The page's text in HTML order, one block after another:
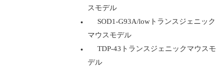
スモデル
SOD1-G93A/lowトランスジェニック
マウスモデル
TDP-43トランスジェニックマウスモ
デル